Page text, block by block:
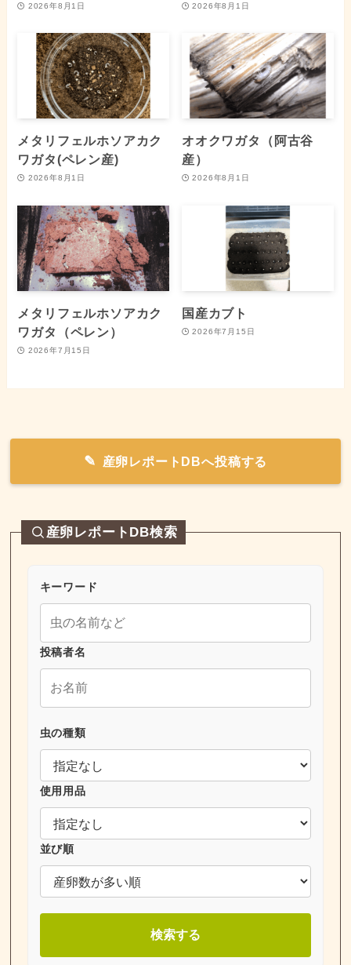
2026年8月1日 2026年8月1日
メタリフェルホソアカク
ワガタ(ペレン産)
2026年8月1日
オオクワガタ（阿古谷
産）
2026年8月1日
メタリフェルホソアカク
ワガタ（ペレン）
2026年7月15日
国産カブト
2026年7月15日
産卵レポートDBへ投稿する
産卵レポートDB検索
キーワード
投稿者名
虫の種類
使用用品
並び順
検索する